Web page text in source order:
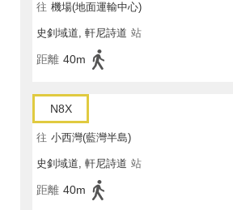
往 機場(地面運輸中心)
史釗域道, 軒尼詩道 站
距離 40m
N8X
往 小西灣(藍灣半島)
史釗域道, 軒尼詩道 站
距離 40m